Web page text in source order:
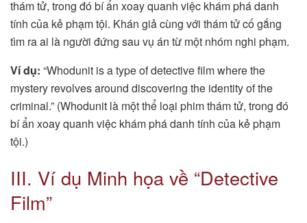
thám tử, trong đó bí ẩn xoay quanh việc khám phá danh
tính của kẻ phạm tội. Khán giả cùng với thám tử cố gắng
tìm ra ai là người đứng sau vụ án từ một nhóm nghi phạm.
Ví dụ: “Whodunit is a type of detective film where the
mystery revolves around discovering the identity of the
criminal.” (Whodunit là một thể loại phim thám tử, trong đó
bí ẩn xoay quanh việc khám phá danh tính của kẻ phạm
tội.)
III. Ví dụ Minh họa về “Detective
Film”